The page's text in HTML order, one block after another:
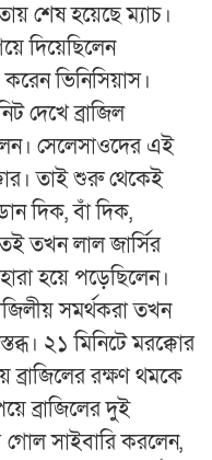
শেষ হয়েছে ম্যাচ।
দিয়েছিলেন
ভিনিসিয়াস।
দেখে ব্রাজিল
সেলেসাওদের এই
তাই শুরু থেকেই
দিক, বাঁ দিক,
তখন লাল জার্সির
হয়ে পড়েছিলেন।
সমর্থকরা তখন
২১ মিনিটে মরক্কোর
রক্ষণ থমকে
ব্রাজিলের দুই
গোল সাইবারি করলেন,